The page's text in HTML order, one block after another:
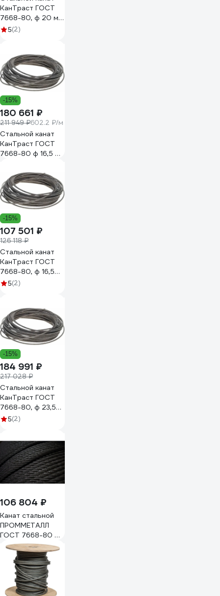
КанТраст ГОСТ
7668-80, ф 20 мм,
150 м
5(2)
-15%
180 661 ₽
211 949 ₽602.2 ₽/м
Стальной канат
КанТраст ГОСТ
7668-80 ф 16,5 мм
163007668
-15%
107 501 ₽
126 118 ₽
Стальной канат
КанТраст ГОСТ
7668-80, ф 16,5
мм, 160 м
5(2)
-15%
184 991 ₽
217 028 ₽
Стальной канат
КанТраст ГОСТ
7668-80, ф 23,5
мм, 200 м
5(2)
106 804 ₽
Канат стальной
ПРОММЕТАЛЛ
ГОСТ 7668-80 ф
16.5 мм. 200 м.пог.
КС1650Г766800БП000180-
003-200